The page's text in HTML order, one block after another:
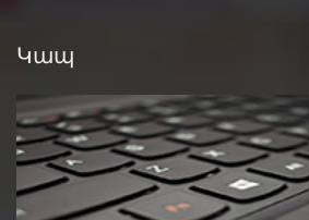
Կապ